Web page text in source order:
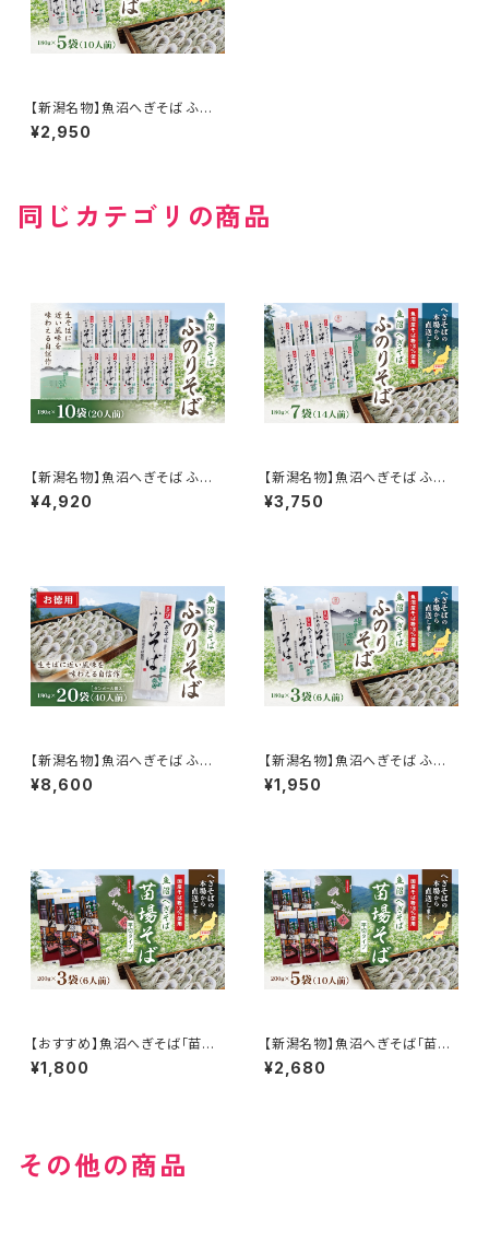
【新潟名物】魚沼へぎそば ふの
りそば 180g×5袋 10人前 魚沼
産そば粉100％使用
¥2,950
同じカテゴリの商品
【新潟名物】魚沼へぎそば ふの
りそば 180g×10袋 20人前 魚
沼産そば粉100％使用
¥4,920
【新潟名物】魚沼へぎそば ふの
りそば 180g×7袋 14人前 魚沼
産そば粉100％使用
¥3,750
【新潟名物】魚沼へぎそば ふの
りそば 180g×20袋 40人前 魚
沼産そば粉100％使用
¥8,600
【新潟名物】魚沼へぎそば ふの
りそば 180g×3袋 6人前 魚沼
産そば粉100％使用
¥1,950
【おすすめ】魚沼へぎそば「苗場
そば」平打ち 3袋入り 6人前 国
産そば粉100％使用
¥1,800
【新潟名物】魚沼へぎそば「苗場
そば」平打ち 5袋入り 国産そば
粉100％使用 化粧箱
¥2,680
その他の商品